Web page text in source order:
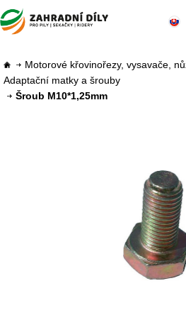
Motorové křovinořezy, vysavače,
Adaptační matky a šrouby
Šroub M10*1,25mm